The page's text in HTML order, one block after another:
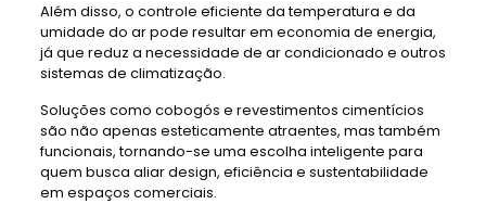
Além disso, o controle eficiente da temperatura e da
umidade do ar pode resultar em economia de energia,
já que reduz a necessidade de ar condicionado e outros
sistemas de climatização.
Soluções como cobogós e revestimentos cimentícios
são não apenas esteticamente atraentes, mas também
funcionais, tornando-se uma escolha inteligente para
quem busca aliar design, eficiência e sustentabilidade
em espaços comerciais.